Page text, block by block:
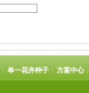
单一花卉种子 方案中心